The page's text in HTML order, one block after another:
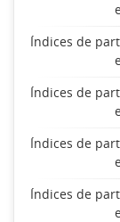
Índices de
Índices de
Índices de
Índices de